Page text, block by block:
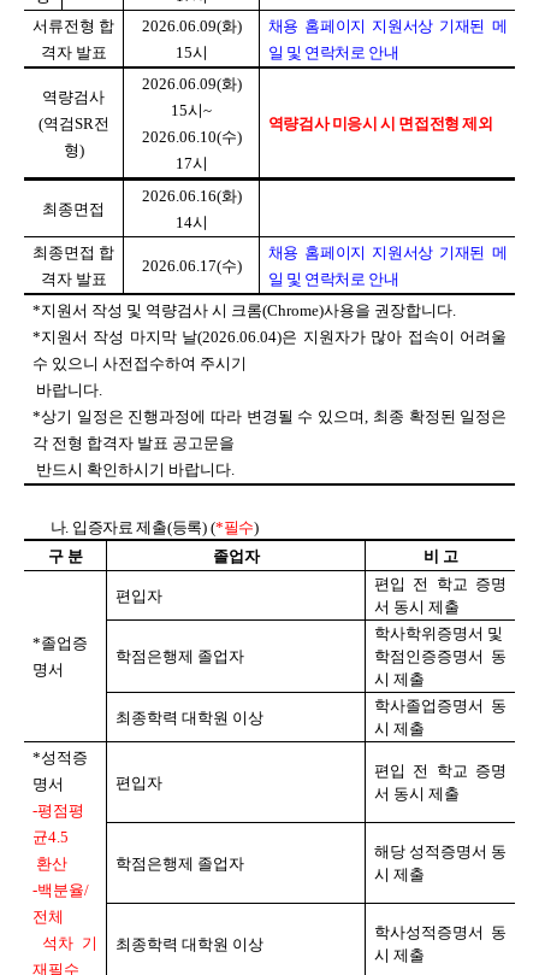
서류전형 합
격자 발표
2026.06.09(화)
15시
채용 홈페이지 지원서상 기재된 메
일 및 연락처로 안내
역량검사
(역검SR전
형)
2026.06.09(화)
15시~
2026.06.10(수)
17시
역량검사 미응시 시 면접전형 제외
최종면접
2026.06.16(화)
14시
최종면접 합
격자 발표
2026.06.17(수)
채용 홈페이지 지원서상 기재된 메
일 및 연락처로 안내
*지원서 작성 및 역량검사 시 크롬(Chrome)사용을 권장합니다.
*지원서 작성 마지막 날(2026.06.04)은 지원자가 많아 접속이 어려울
수 있으니 사전접수하여 주시기
바랍니다.
*상기 일정은 진행과정에 따라 변경될 수 있으며, 최종 확정된 일정은
각 전형 합격자 발표 공고문을
반드시 확인하시기 바랍니다.
나. 입증자료 제출(등록) (*필수)
구 분
졸업자 비 고
*졸업증
명서
편입자
편입 전 학교 증명
서 동시 제출
학점은행제 졸업자
학사학위증명서 및
학점인증증명서 동
시 제출
최종학력 대학원 이상
학사졸업증명서 동
시 제출
*성적증
명서
-평점평
균4.5
환산
-백분율/
전체
석차 기
재필수
편입자
편입 전 학교 증명
서 동시 제출
학점은행제 졸업자
해당 성적증명서 동
시 제출
최종학력 대학원 이상
학사성적증명서 동
시 제출